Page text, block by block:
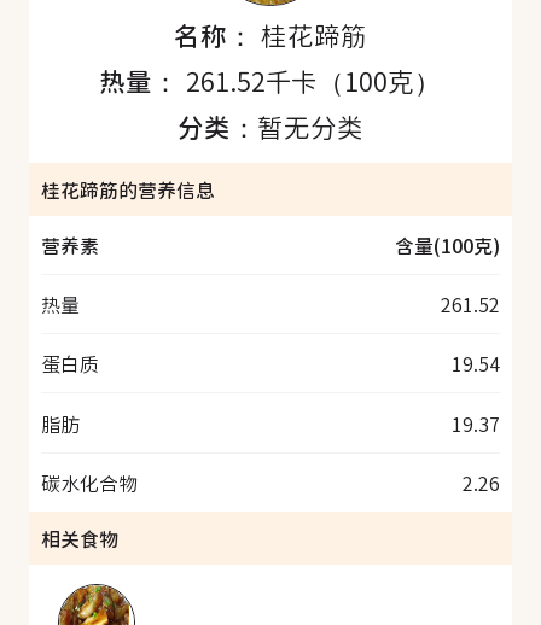
名称： 桂花蹄筋
热量： 261.52千卡（100克）
分类： 暂无分类
桂花蹄筋的营养信息
营养素
含量(100克)
热量 261.52
蛋白质 19.54
脂肪 19.37
碳水化合物
2.26
相关食物